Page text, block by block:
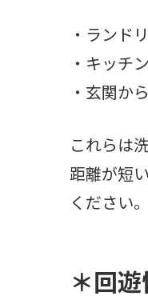
・ランド
・キッチ
・玄関か
これらは
距離が短
ください。
＊回遊